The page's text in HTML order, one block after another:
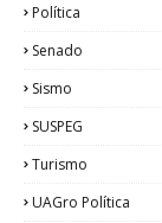
Política
Senado
Sismo
SUSPEG
Turismo
UAGro Política